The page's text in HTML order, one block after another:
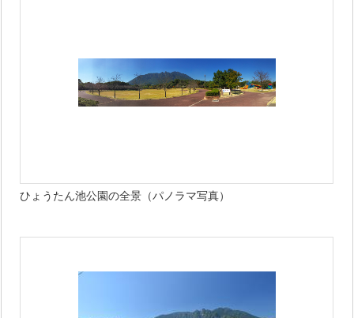
ひょうたん池公園の全景（パノラマ写真）